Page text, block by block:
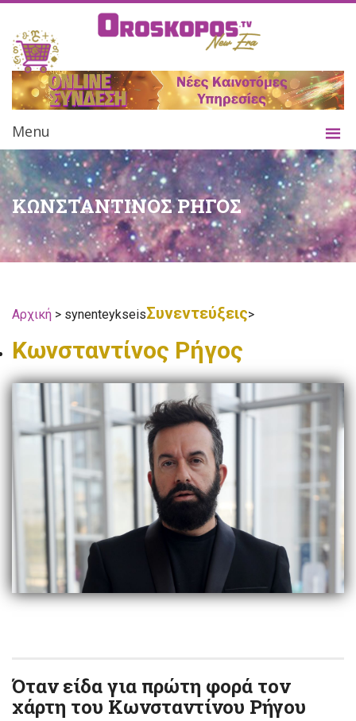
Menu
ΚΩΝΣΤΑΝΤΙΝΟΣ ΡΗΓΟΣ
Αρχική > synenteykseisΣυνεντεύξεις>
Κωνσταντίνος Ρήγος
Όταν είδα για πρώτη φορά τον
χάρτη του Κωνσταντίνου Ρήγου